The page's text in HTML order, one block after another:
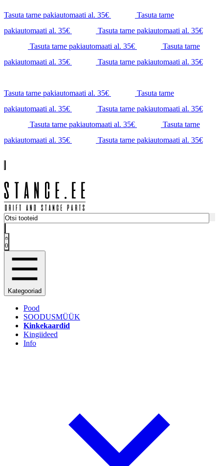
Tasuta tarne pakiautomaati al. 35€
Tasuta tarne
pakiautomaati al. 35€
Tasuta tarne pakiautomaati al. 35€
Tasuta tarne pakiautomaati al. 35€
Tasuta tarne
pakiautomaati al. 35€
Tasuta tarne pakiautomaati al. 35€
Tasuta tarne pakiautomaati al. 35€
Tasuta tarne
pakiautomaati al. 35€
Tasuta tarne pakiautomaati al. 35€
Tasuta tarne pakiautomaati al. 35€
Tasuta tarne
pakiautomaati al. 35€
Tasuta tarne pakiautomaati al. 35€
0
Kategooriad
Pood
SOODUSMÜÜK
Kinkekaardid
Kingiideed
Info